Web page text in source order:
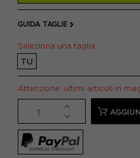
GUIDA TAGLIE
Seleziona una taglia
TU
Attenzione: ultimi articoli in